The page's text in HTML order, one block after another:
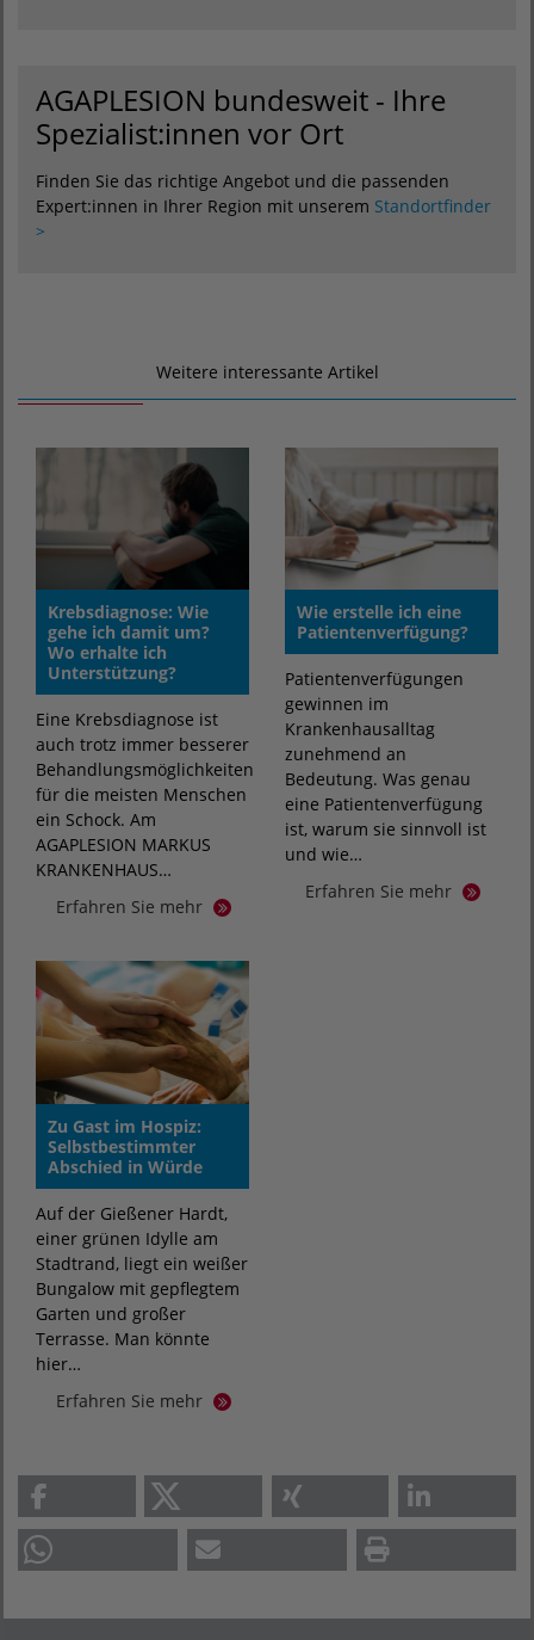
AGAPLESION bundesweit - Ihre
Spezialist:innen vor Ort
Finden Sie das richtige Angebot und die passenden
Expert:innen in Ihrer Region mit unserem Standortfinder
>
Weitere interessante Artikel
Krebsdiagnose: Wie
gehe ich damit um?
Wo erhalte ich
Unterstützung?
Eine Krebsdiagnose ist
auch trotz immer besserer
Behandlungsmöglichkeiten
für die meisten Menschen
ein Schock. Am
AGAPLESION MARKUS
KRANKENHAUS…
Erfahren Sie mehr
Wie erstelle ich eine
Patientenverfügung?
Patientenverfügungen
gewinnen im
Krankenhausalltag
zunehmend an
Bedeutung. Was genau
eine Patientenverfügung
ist, warum sie sinnvoll ist
und wie…
Erfahren Sie mehr
Zu Gast im Hospiz:
Selbstbestimmter
Abschied in Würde
Auf der Gießener Hardt,
einer grünen Idylle am
Stadtrand, liegt ein weißer
Bungalow mit gepflegtem
Garten und großer
Terrasse. Man könnte
hier…
Erfahren Sie mehr